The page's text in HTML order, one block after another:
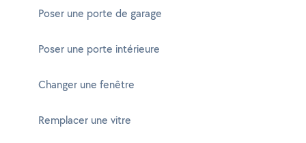
Poser une porte de garage
Poser une porte intérieure
Changer une fenêtre
Remplacer une vitre